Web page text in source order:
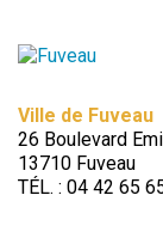
Ville de Fuveau
26 Boulevard
13710 Fuveau
TÉL. : 04 42 65